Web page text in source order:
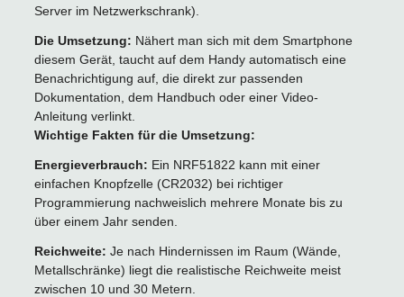
Server im Netzwerkschrank).
Die Umsetzung: Nähert man sich mit dem Smartphone
diesem Gerät, taucht auf dem Handy automatisch eine
Benachrichtigung auf, die direkt zur passenden
Dokumentation, dem Handbuch oder einer Video-
Anleitung verlinkt.
Wichtige Fakten für die Umsetzung:
Energieverbrauch: Ein NRF51822 kann mit einer
einfachen Knopfzelle (CR2032) bei richtiger
Programmierung nachweislich mehrere Monate bis zu
über einem Jahr senden.
Reichweite: Je nach Hindernissen im Raum (Wände,
Metallschränke) liegt die realistische Reichweite meist
zwischen 10 und 30 Metern.